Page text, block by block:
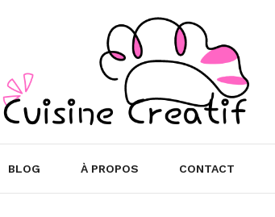
BLOG À PROPOS CONTACT